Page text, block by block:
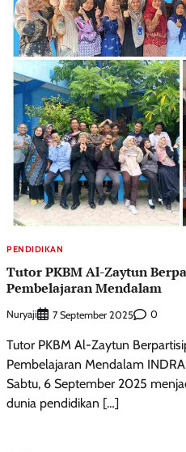
PENDIDIKAN
Tutor PKBM Al-Zaytun
Pembelajaran Mendalam
Nuryaji 7 September 2025 0
Tutor PKBM Al-Zaytun
Pembelajaran Mendalam
Sabtu, 6 September 2025
dunia pendidikan […]